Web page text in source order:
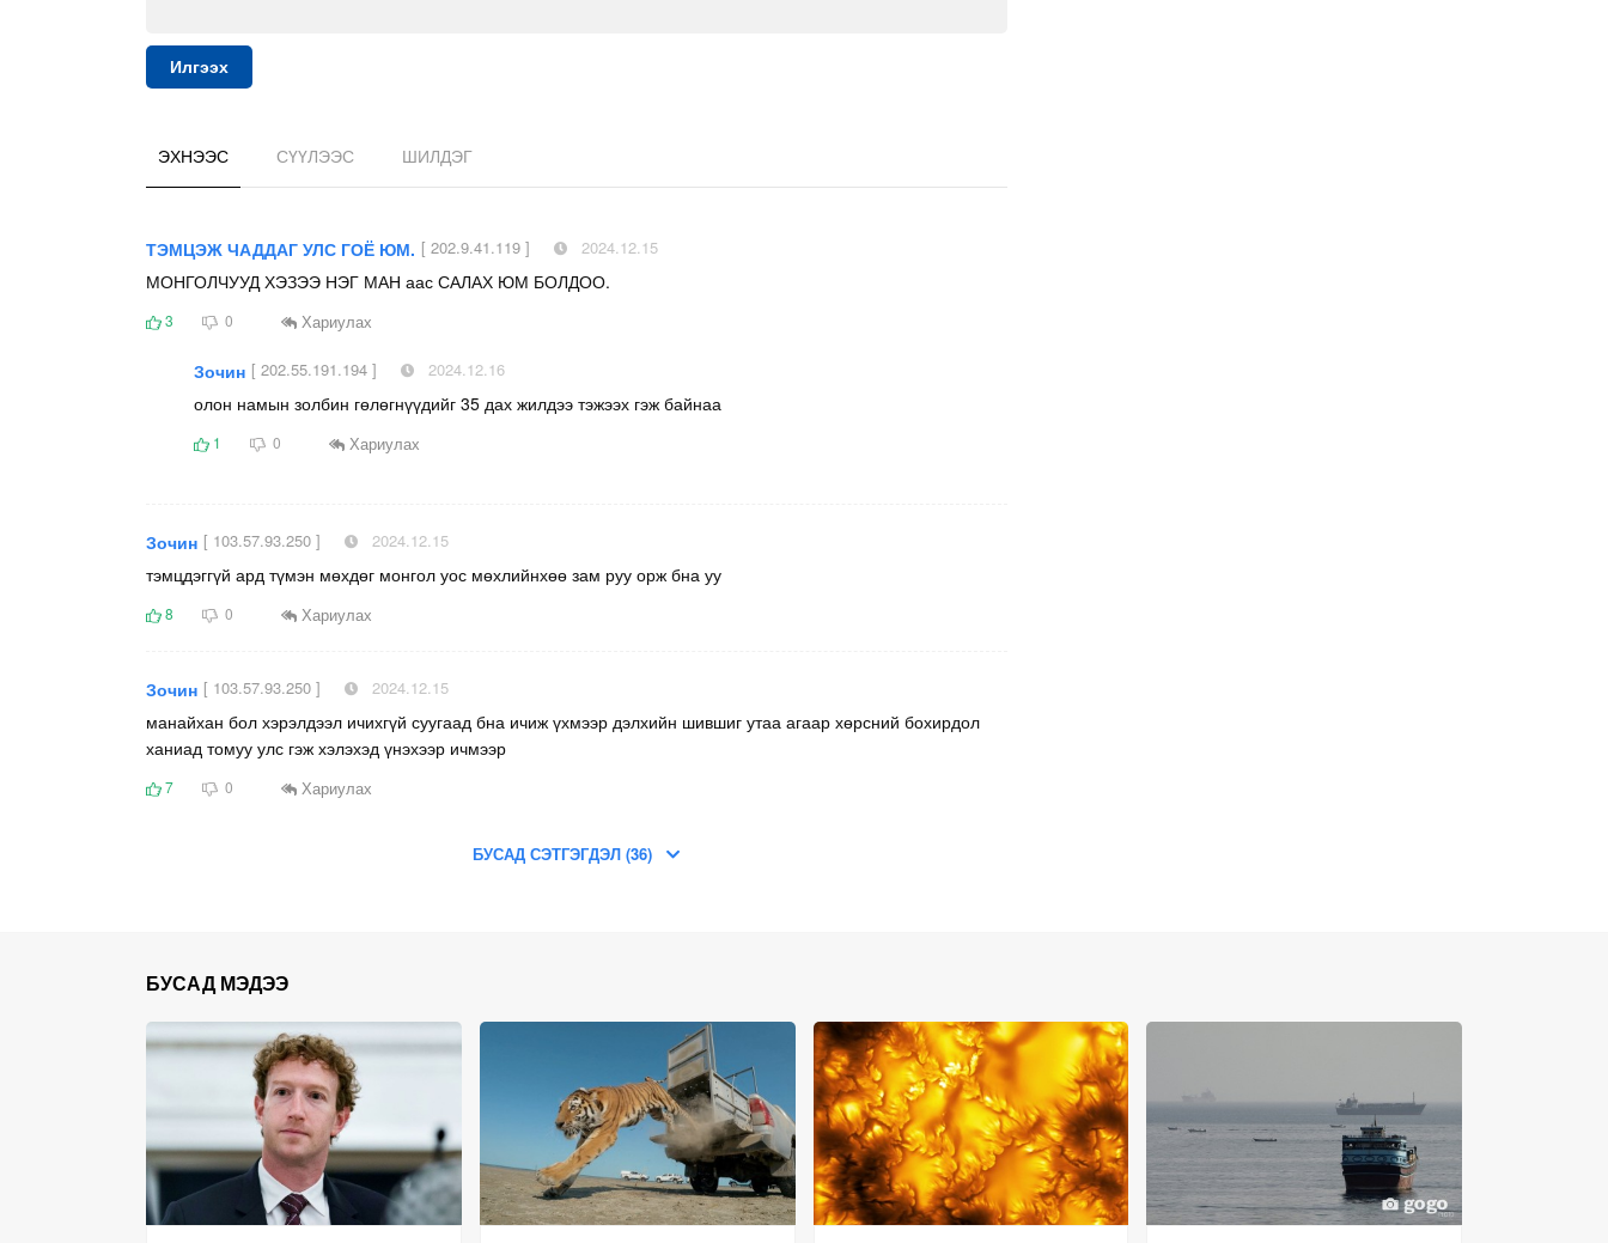
Илгээх
ЭХНЭЭС СҮҮЛЭЭС ШИЛДЭГ
ТЭМЦЭЖ ЧАДДАГ УЛС ГОЁ ЮМ. [ 202.9.41.119 ] 2024.12.15
МОНГОЛЧУУД ХЭЗЭЭ НЭГ МАН аас САЛАХ ЮМ БОЛДОО.
3 0 Хариулах
Зочин [ 202.55.191.194 ] 2024.12.16
олон намын золбин гөлөгнүүдийг 35 дах жилдээ тэжээх гэж байнаа
1 0 Хариулах
Зочин [ 103.57.93.250 ] 2024.12.15
тэмцдэггүй ард түмэн мөхдөг монгол уос мөхлийнхөө зам руу орж бна уу
8 0 Хариулах
Зочин [ 103.57.93.250 ] 2024.12.15
манайхан бол хэрэлдээл ичихгүй суугаад бна ичиж үхмээр дэлхийн шившиг утаа агаар хөрсний бохирдол
ханиад томуу улс гэж хэлэхэд үнэхээр ичмээр
7 0 Хариулах
БУСАД СЭТГЭГДЭЛ (36)
БУСАД МЭДЭЭ